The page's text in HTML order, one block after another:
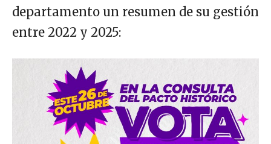
departamento un resumen de su gestión
entre 2022 y 2025: